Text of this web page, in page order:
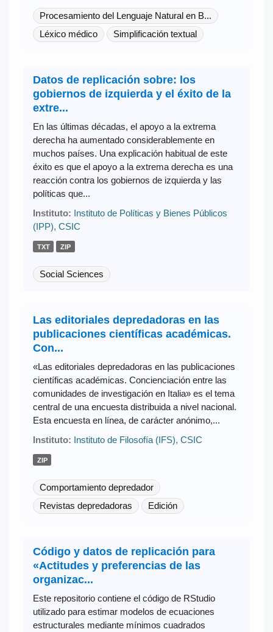
Procesamiento del Lenguaje Natural en B...
Léxico médico
Simplificación textual
Datos de replicación sobre: los
gobiernos de izquierda y el éxito de la
extre...
En las últimas décadas, el apoyo a la extrema
derecha ha aumentado considerablemente en
muchos países. Una explicación habitual de este
éxito es que el apoyo a la extrema derecha es una
reacción contra los gobiernos de izquierda y las
políticas que...
Instituto: Instituto de Políticas y Bienes Públicos
(IPP), CSIC
TXT ZIP
Social Sciences
Las editoriales depredadoras en las
publicaciones científicas académicas.
Con...
«Las editoriales depredadoras en las publicaciones
científicas académicas. Concienciación entre las
comunidades de investigación en Italia» es el tema
central de una encuesta distribuida a nivel nacional.
Esta encuesta en línea, de carácter anónimo,...
Instituto: Instituto de Filosofía (IFS), CSIC
ZIP
Comportamiento depredador
Revistas depredadoras
Edición
Código y datos de replicación para
«Actitudes y preferencias de las
organizac...
Este repositorio contiene el código de RStudio
utilizado para estimar modelos de ecuaciones
estructurales mediante mínimos cuadrados